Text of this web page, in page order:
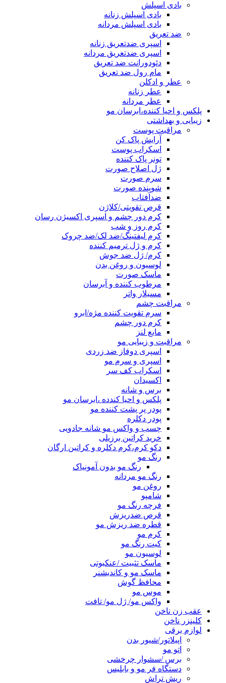
بادی اسپلش
بادی اسپلش زنانه
بادی اسپلش مردانه
ضد تعریق
اسپری ضدتعریق زنانه
اسپری ضدتعریق مردانه
دئودورانت ضد تعریق
مام رول ضد تعریق
عطر و ادکلن
عطر زنانه
عطر مردانه
پلکس و احیا کننده،ابرسان مو
زیبایی و بهداشتی
مراقبت پوست
آرایش پاک کن
اسکراب پوست
تونر پاک کننده
ژل اصلاح صورت
سرم صورت
شوینده صورت
ضدآفتاب
قرص تقویتی/کلاژن
کرم دور چشم و اسپری اکسیژن رسان
کرم روز و شب
کرم لیفتینگ/ضد لک/ضد چروک
کرم و ژل ترمیم کننده
کرم/ ژل ضد جوش
لوسیون و روغن بدن
ماسک صورت
مرطوب کننده و آبرسان
مسیلار واتر
مراقبت چشم
سرم تقویت کننده مژه/ابرو
کرم دور چشم
مایع لنز
مراقبت و زیبایی مو
اسپری دوفاز ضد زردی
اسپری و سرم مو
اسکراب کف سر
اکسیدان
برس و شانه
پلکس و احیا کندده ،ابرسان مو
پودر پر پشت کننده مو
پودر دکلره
چسب و واکس مو شانه جادویی
خرید کراتین برزیلی
دکو کرم،کرم دکلره و کراتین ارگان
رنگ مو
رنگ مو بدون آمونیاک
رنگ مو مردانه
روغن مو
شامپو
فرچه رنگ مو
قرص ضدریزش
قطره ضد ریزش مو
کرم مو
کیت رنگ مو
لوسیون مو
ماسک تثبیت /عنکبوتی
ماسک مو و کاندیشنر
محافظ گوش
موس مو
واکس مو/ ژل مو/ تافت
عقب زن ناخن
کلینزر ناخن
لوازم برقی
اپیلاتور/شیور بدن
اتو مو
برس /سشوار چرخشی
دستگاه فر مو و بابلیس
ریش تراش